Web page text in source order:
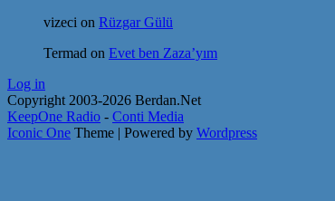
vizeci on Rüzgar Gülü
Termad on Evet ben Zaza’yım
Log in
Copyright 2003-2026 Berdan.Net
KeepOne Radio - Conti Media
Iconic One Theme | Powered by Wordpress